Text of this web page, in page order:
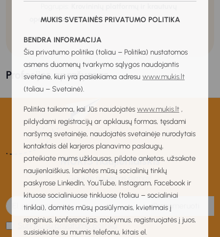
MUKIS SVETAINĖS PRIVATUMO POLITIKA
BENDRA INFORMACIJA
Šia privatumo politika (toliau – Politika) nustatomos
asmens duomenų tvarkymo sąlygos naudojantis
svetaine, kuri yra pasiekiama adresu www.mukis.lt
(toliau – Svetainė).
Politika taikoma, kai Jūs naudojatės www.mukis.lt ,
pildydami registracijų ar apklausų formas, tęsdami
naršymą svetainėje, naudojatės svetainėje nurodytais
kontaktais dėl karjeros planavimo paslaugų,
pateikiate mums užklausas, pildote anketas, užsakote
naujienlaiškius, lankotės mūsų socialinių tinklų
paskyrose LinkedIn, YouTube, Instagram, Facebook ir
kituose socialiniuose tinkluose (toliau – socialiniai
tinklai), domitės mūsų pasiūlymais, kvietimais į
renginius, konferencijas, mokymus, registruojatės į juos,
susisiekiate su mumis telefonu, kitais el.
operatoriai
Profesijos aprašymas
MUKIS naujienlaiškis
Gaukite naujienas pirmas!
Prenumeruoti
Sutinku su privatumo politika